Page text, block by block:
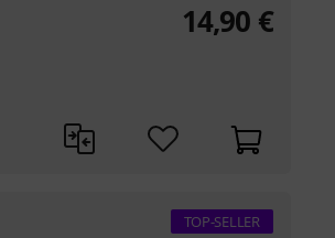
14,90 €
TOP-SELLER